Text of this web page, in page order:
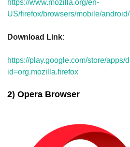
https://www.mozilla.org/en-
US/firefox/browsers/mobile/android/
Download Link:
https://play.google.com/store/apps/
id=org.mozilla.firefox
2) Opera Browser